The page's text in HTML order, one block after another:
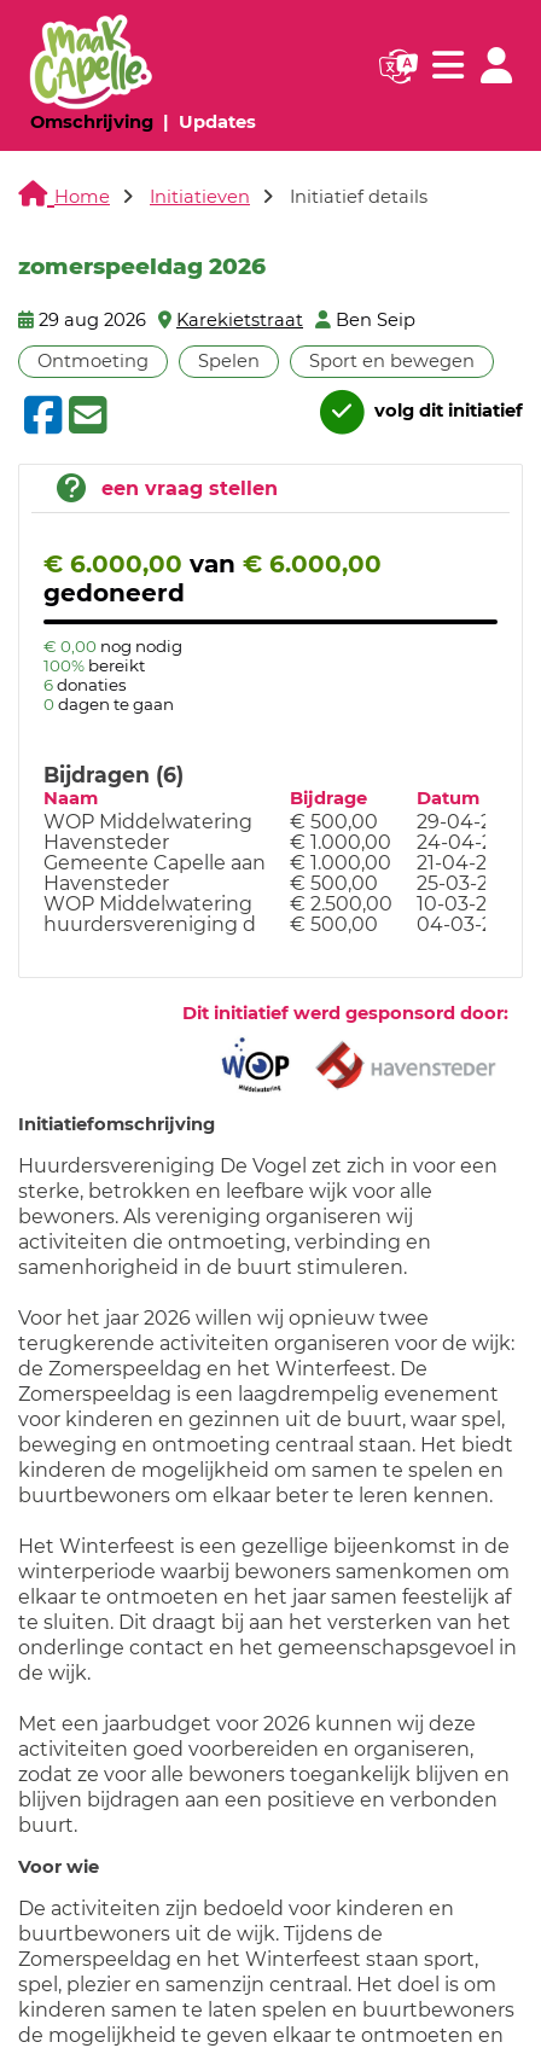
Omschrijving(huidige pagina)
Updates(huidige pagina)
Navigatie
Home Initiatieven Initiatief details
zomerspeeldag 2026
29 aug 2026 Karekietstraat
Ben Seip
Ontmoeting
Spelen Sport en bewegen
volg dit initiatief
een vraag stellen
€ 6.000,00 van € 6.000,00
gedoneerd
€ 0,00 nog nodig
100% bereikt
6donaties
0 dagen te gaan
Bijdragen (6)
Naam Bijdrage Datum
WOP Middelwatering € 500,00
29-04-26
Havensteder
€ 1.000,00
24-04-26
Gemeente Capelle aan
€ 1.000,00
21-04-26
Havensteder
€ 500,00
25-03-26
WOP Middelwatering
€ 2.500,00
10-03-26
huurdersvereniging d
€ 500,00 04-03-26
Dit initiatief werd gesponsord door:
Initiatiefomschrijving
Huurdersvereniging De Vogel zet zich in voor een
sterke, betrokken en leefbare wijk voor alle
bewoners. Als vereniging organiseren wij
activiteiten die ontmoeting, verbinding en
samenhorigheid in de buurt stimuleren.
Voor het jaar 2026 willen wij opnieuw twee
terugkerende activiteiten organiseren voor de wijk:
de Zomerspeeldag en het Winterfeest. De
Zomerspeeldag is een laagdrempelig evenement
voor kinderen en gezinnen uit de buurt, waar spel,
beweging en ontmoeting centraal staan. Het biedt
kinderen de mogelijkheid om samen te spelen en
buurtbewoners om elkaar beter te leren kennen.
Het Winterfeest is een gezellige bijeenkomst in de
winterperiode waarbij bewoners samenkomen om
elkaar te ontmoeten en het jaar samen feestelijk af
te sluiten. Dit draagt bij aan het versterken van het
onderlinge contact en het gemeenschapsgevoel in
de wijk.
Met een jaarbudget voor 2026 kunnen wij deze
activiteiten goed voorbereiden en organiseren,
zodat ze voor alle bewoners toegankelijk blijven en
blijven bijdragen aan een positieve en verbonden
buurt.
Voor wie
De activiteiten zijn bedoeld voor kinderen en
buurtbewoners uit de wijk. Tijdens de
Zomerspeeldag en het Winterfeest staan sport,
spel, plezier en samenzijn centraal. Het doel is om
kinderen samen te laten spelen en buurtbewoners
de mogelijkheid te geven elkaar te ontmoeten en